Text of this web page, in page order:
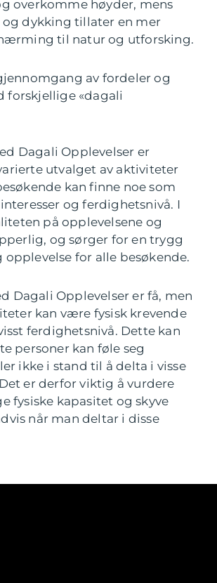
overkomme høyder, mens
dykking tillater en mer
til natur og utforsking.
av fordeler og
forskjellige «dagali
Dagali Opplevelser er
utvalget av aktiviteter
kan finne noe som
og ferdighetsnivå. I
på opplevelsene og
og sørger for en trygg
for alle besøkende.
Dagali Opplevelser er få, men
kan være fysisk krevende
ferdighetsnivå. Dette kan
personer kan føle seg
ikke i stand til å delta i visse
er derfor viktig å vurdere
fysiske kapasitet og skyve
når man deltar i disse